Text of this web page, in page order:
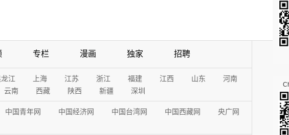
专栏 漫画 独家 招聘
江 上海 江苏 浙江 福建 江西 山东
河南
云南 西藏 陕西 新疆 深圳
中国青年网 中国经济网 中国台湾网 中国西藏网
央广网